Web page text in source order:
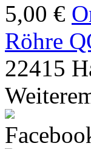
5,00 €
Röhre
22415